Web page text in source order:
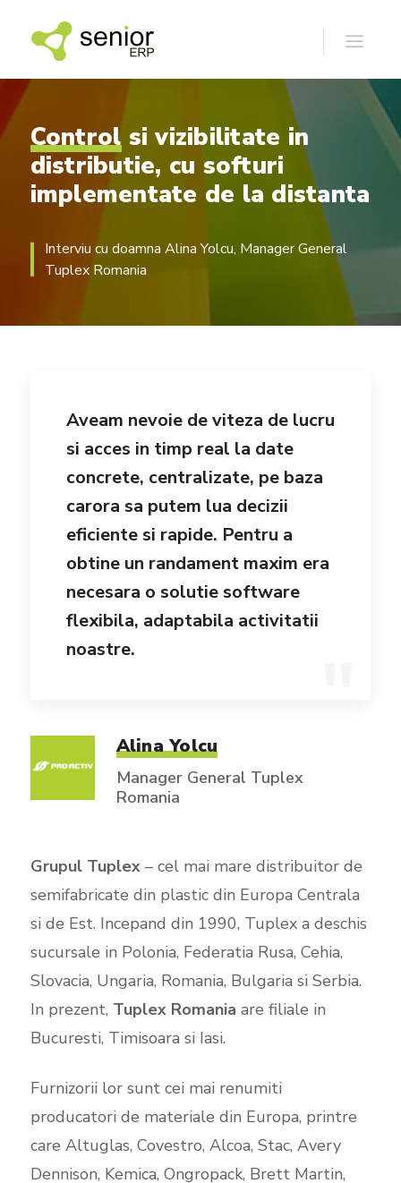
Control si vizibilitate in
distributie, cu softuri
implementate de la distanta
Interviu cu doamna Alina Yolcu, Manager General
Tuplex Romania
Aveam nevoie de viteza de lucru
si acces in timp real la date
concrete, centralizate, pe baza
carora sa putem lua decizii
eficiente si rapide. Pentru a
obtine un randament maxim era
necesara o solutie software
flexibila, adaptabila activitatii
noastre.
Alina Yolcu
Manager General Tuplex
Romania
Grupul Tuplex– cel mai mare distribuitor de
semifabricate din plastic din Europa Centrala
si de Est. Incepand din 1990, Tuplex a deschis
sucursale in Polonia, Federatia Rusa, Cehia,
Slovacia, Ungaria, Romania, Bulgaria si Serbia.
In prezent, Tuplex Romania are filiale in
Bucuresti, Timisoara si Iasi.
Furnizorii lor sunt cei mai renumiti
producatori de materiale din Europa, printre
care Altuglas, Covestro, Alcoa, Stac, Avery
Dennison, Kemica, Ongropack, Brett Martin,